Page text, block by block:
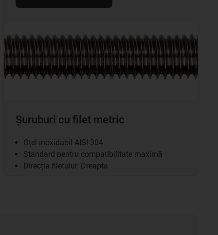
Șuruburi cu filet metric
Oțel inoxidabil AISI 304
Standard pentru compatibilitate maximă
Direcția filetului: Dreapta